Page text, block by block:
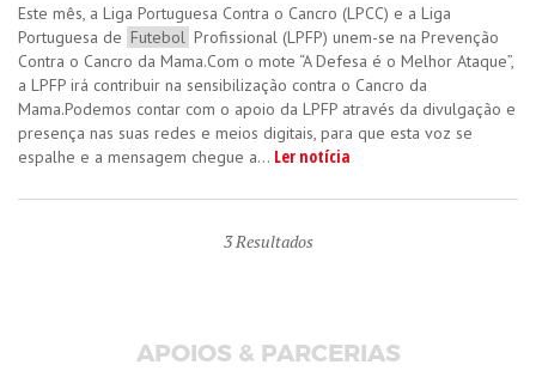
Este mês, a Liga Portuguesa Contra o Cancro (LPCC) e a Liga
Portuguesa de Futebol Profissional (LPFP) unem-se na Prevenção
Contra o Cancro da Mama.Com o mote “A Defesa é o Melhor Ataque”,
a LPFP irá contribuir na sensibilização contra o Cancro da
Mama.Podemos contar com o apoio da LPFP através da divulgação e
presença nas suas redes e meios digitais, para que esta voz se
espalhe e a mensagem chegue a... Ler notícia
3Resultados
APOIOS & PARCERIAS